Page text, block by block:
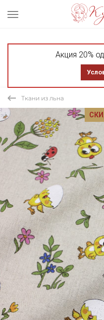
Акция 20%
Ткани из льна